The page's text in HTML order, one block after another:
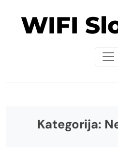
contentWIFI
Kategorija: